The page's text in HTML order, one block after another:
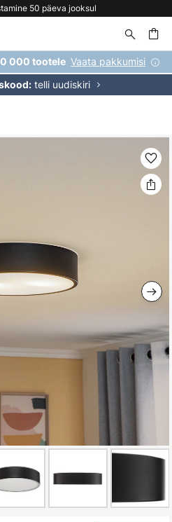
50 päeva jooksul
000 tootele Vaata pakkumisi
telli uudiskiri